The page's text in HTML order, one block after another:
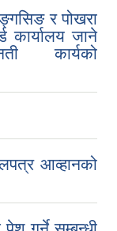
र पोखरा
कार्यालय जाने
कार्यको
आव्हानको